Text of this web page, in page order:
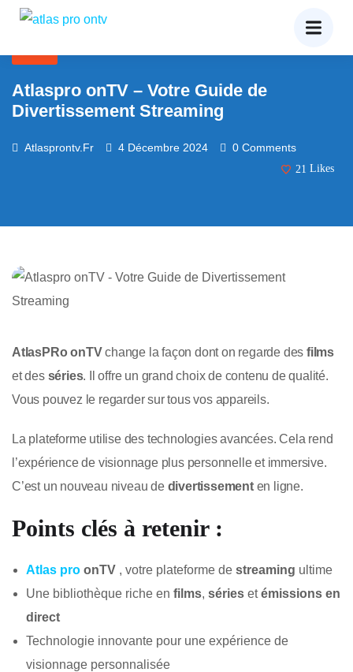
Atlaspro onTV – Votre Guide de
Divertissement Streaming
Atlasprontv.fr 4 Décembre 2024 0 Comments
21 Likes
AtlasPRo onTVchange la façon dont on regarde desfilms
et des séries. Il offre un grand choix de contenu de qualité.
Vous pouvez le regarder sur tous vos appareils.
La plateforme utilise des technologies avancées. Cela rend
l’expérience de visionnage plus personnelle et immersive.
C’est un nouveau niveau de divertissementen ligne.
Points clés à retenir :
Atlas pro onTV , votre plateforme de streaming ultime
Une bibliothèque riche en films, séries etémissions en
direct
Technologie innovante pour une expérience de
visionnage personnalisée